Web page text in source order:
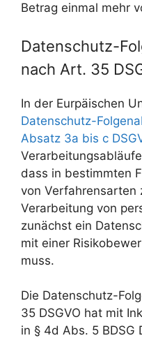
Betrag einmal mehr
Datenschutz-
nach Art. 35
In der Eurpäischen
Datenschutz-
Absatz 3a bis c
dass in bestimmten
von Verfahrensarten
Verarbeitung von
zunächst ein
mit einer
muss.
Die Datenschutz-
35 DSGVO hat mit
in § 4d Abs. 5 BDSG